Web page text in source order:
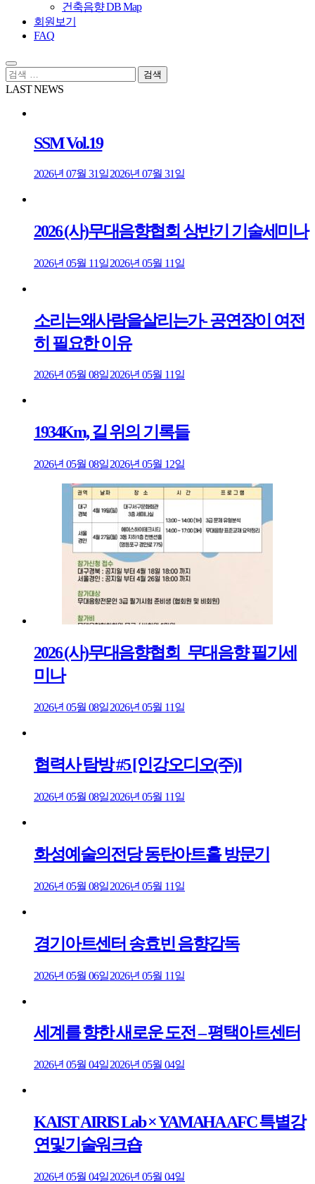
건축음향 DB Map
회원보기
FAQ
검
색:
LAST NEWS
SSM Vol.19
2026년 07월 31일2026년 07월 31일
2026 (사)무대음향협회 상반기 기술세미나
2026년 05월 11일2026년 05월 11일
소리는왜사람을살리는가- 공연장이 여전
히 필요한 이유
2026년 05월 08일2026년 05월 11일
1934Km, 길 위의 기록들
2026년 05월 08일2026년 05월 12일
2026 (사)무대음향협회_무대음향 필기세
미나
2026년 05월 08일2026년 05월 11일
협력사 탐방 #5 [인강오디오(주)]
2026년 05월 08일2026년 05월 11일
화성예술의전당 동탄아트홀 방문기
2026년 05월 08일2026년 05월 11일
경기아트센터 송효빈 음향감독
2026년 05월 06일2026년 05월 11일
세계를 향한 새로운 도전 – 평택아트센터
2026년 05월 04일2026년 05월 04일
KAIST AIRIS Lab × YAMAHA AFC 특별강
연및기술워크숍
2026년 05월 04일2026년 05월 04일